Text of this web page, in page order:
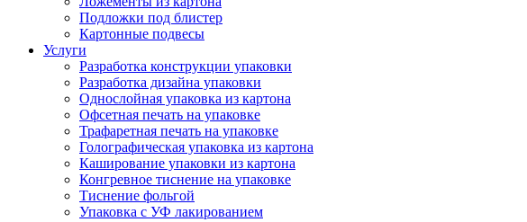
Подложки под блистер
Картонные подвесы
Услуги
Разработка конструкции упаковки
Разработка дизайна упаковки
Однослойная упаковка из картона
Офсетная печать на упаковке
Трафаретная печать на упаковке
Голографическая упаковка из картона
Каширование упаковки из картона
Конгревное тиснение на упаковке
Тиснение фольгой
Упаковка с УФ лакированием